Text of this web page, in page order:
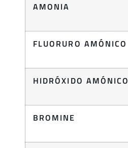
AMONIA
FLUORURO AMÓNICO
HIDRÓXIDO AMÓNICO
BROMINE